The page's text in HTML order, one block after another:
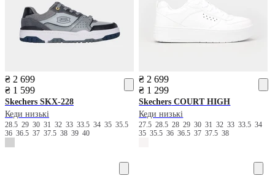
₴ 2 699
₴ 1 599
Skechers SKX-228
Кеди низькі
28.5 29 30 31 32 33 33.5 34 35 35.5
36 36.5 37 37.5 38 39 40
₴ 2 699
₴ 1 299
Skechers COURT HIGH
Кеди низькі
27.528.528293031323333.534
3535.53636.53737.538